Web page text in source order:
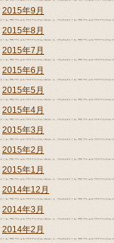
2015年9月
2015年8月
2015年7月
2015年6月
2015年5月
2015年4月
2015年3月
2015年2月
2015年1月
2014年12月
2014年3月
2014年2月